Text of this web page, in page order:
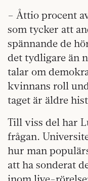
– Åttio procent
som tycker att
spännande de
det tydligare än
talar om
kvinnans roll
taget är äldre
Till viss del har
frågan.
hur man
att ha sonderat